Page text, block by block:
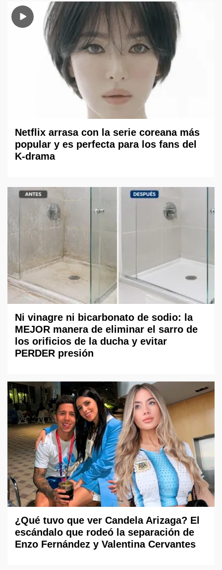
Netflix arrasa con la serie coreana más
popular y es perfecta para los fans del
K-drama
Ni vinagre ni bicarbonato de sodio: la
MEJOR manera de eliminar el sarro de
los orificios de la ducha y evitar
PERDER presión
¿Qué tuvo que ver Candela Arizaga? El
escándalo que rodeó la separación de
Enzo Fernández y Valentina Cervantes